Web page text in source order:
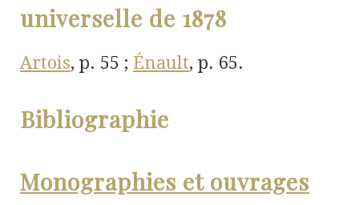
universelle de 1878
Artois, p. 55 ; Énault, p. 65.
Bibliographie
Monographies et ouvrages